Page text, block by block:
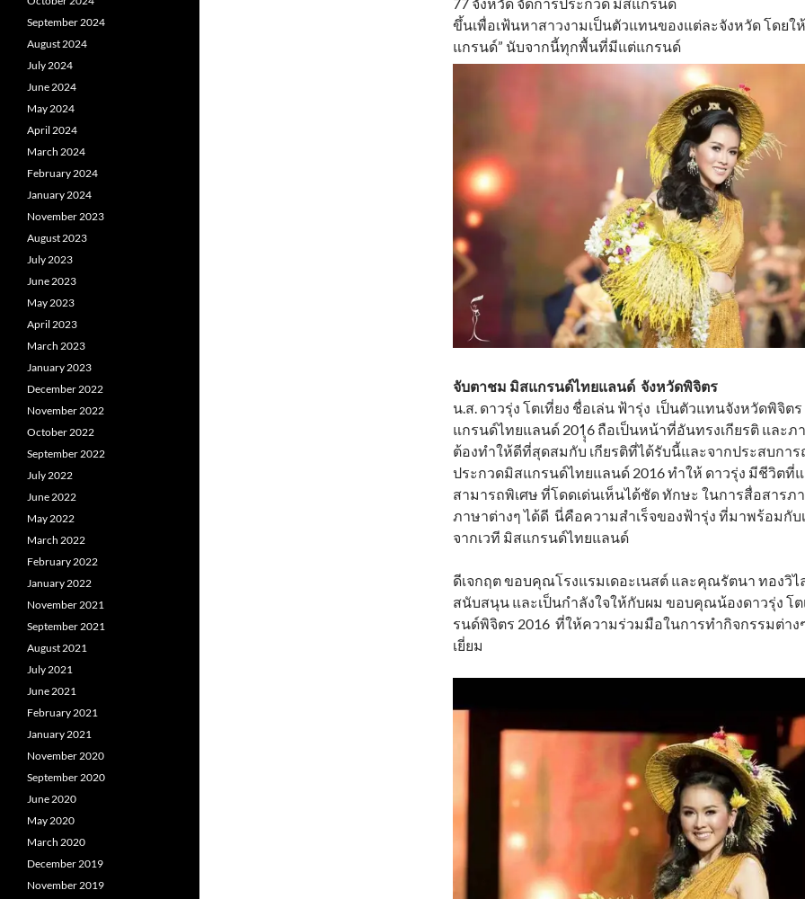
ขึ้นเพื่อเฟ้นหาสาวงามเป็นตัวแทนของแต่ละจังหวัด โดยใ
แกรนด์” นับจากนี้ทุกพื้นที่มีแต่แกรนด์
จับตาชม มิสแกรนด์ไทยแลนด์ จังหวัดพิจิตร
น.ส. ดาวรุ่ง โตเที่ยง ชื่อเล่น ฟ้ารุ่ง เป็นตัวแทนจังหวัดพิจิต
แกรนด์ไทยแลนด์ 201ุุ6 ถือเป็นหน้าที่อันทรงเกียรติ และภ
ต้องทำให้ดีที่สุดสมกับ เกียรติที่ได้รับนี้และจากประสบกา
ประกวดมิสแกรนด์ไทยแลนด์ 2016 ทำให้ ดาวรุ่ง มีชีวิตที่
สามารถพิเศษ ที่โดดเด่นเห็นได้ชัด ทักษะ ในการสื่อสารภ
ภาษาต่างๆ ได้ดี นี่คือความสำเร็จของฟ้ารุ่ง ที่มาพร้อมกับ
จากเวที มิสแกรนด์ไทยแลนด์
ดีเจกฤต ขอบคุณโรงแรมเดอะเนสต์ และคุณรัตนา ทองวิไ
สนับสนุน และเป็นกำลังใจให้กับผม ขอบคุณน้องดาวรุ่ง โต
รนด์พิจิตร 2016 ที่ให้ความร่วมมือในการทำกิจกรรมต่าง
เยี่ยม
September 2024
August 2024
July 2024
June 2024
May 2024
April 2024
March 2024
February 2024
January 2024
November 2023
August 2023
July 2023
June 2023
May 2023
April 2023
March 2023
January 2023
December 2022
November 2022
October 2022
September 2022
July 2022
June 2022
May 2022
March 2022
February 2022
January 2022
November 2021
September 2021
August 2021
July 2021
June 2021
February 2021
January 2021
November 2020
September 2020
June 2020
May 2020
March 2020
December 2019
November 2019